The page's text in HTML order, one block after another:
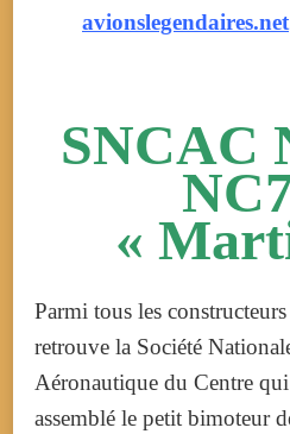
avionslegendaires.net
SNCAC
«
Parmi tous les
retrouve la Société
Aéronautique du Centre
assemblé le petit bimoteur